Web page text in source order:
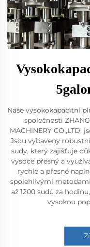
Naše vysokokapacitní
společnosti
MACHINERY CO.,LTD.
Jsou vybaveny
sudy, který zajišťuje
vysoce přesný a
rychlé a přesné
spolehlivými
až 1200 sudů za
vysokou